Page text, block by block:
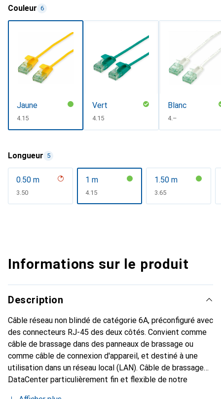
Couleur 6
Jaune
CHF
4.15
Vert
CHF
4.15
Blanc
CHF
4.–
Longueur 5
0.50 m
CHF
3.50
1 m
CHF
4.15
1.50 m
CHF
3.65
Informations sur le produit
Description
Câble réseau non blindé de catégorie 6A, préconfiguré avec
des connecteurs RJ-45 des deux côtés. Convient comme
câble de brassage dans des panneaux de brassage ou
comme câble de connexion d'appareil, et destiné à une
utilisation dans un réseau local (LAN). Câble de brassage
DataCenter particulièrement fin et flexible de notre